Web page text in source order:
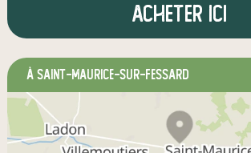
Acheter ici
à Saint-Maurice-sur-Fessard